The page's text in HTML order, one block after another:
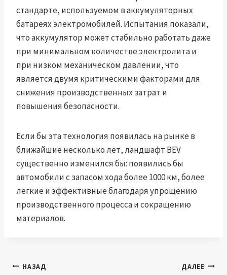
стандарте, используемом в аккумуляторных
батареях электромобилей. Испытания показали,
что аккумулятор может стабильно работать даже
при минимальном количестве электролита и
при низком механическом давлении, что
является двумя критическими факторами для
снижения производственных затрат и
повышения безопасности.
Если бы эта технология появилась на рынке в
ближайшие несколько лет, ландшафт BEV
существенно изменился бы: появились бы
автомобили с запасом хода более 1000 км, более
легкие и эффективные благодаря упрощению
производственного процесса и сокращению
материалов.
Навигация
НАЗАД ДАЛЕЕ